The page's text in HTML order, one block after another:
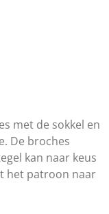
met de sokkel en
De broches
kan naar keus
het patroon naar